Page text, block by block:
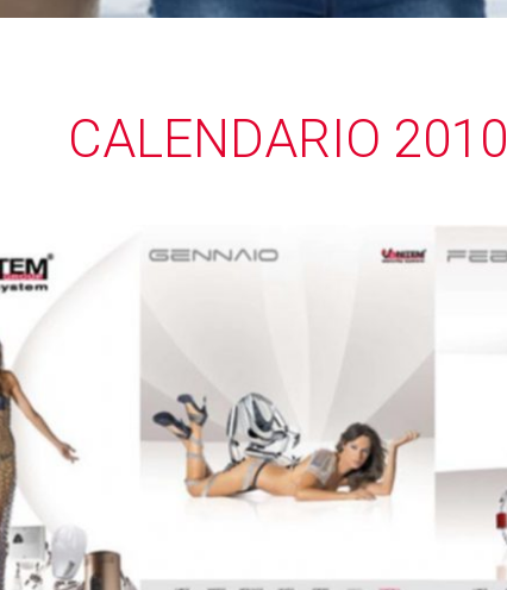
CALENDARIO 2010